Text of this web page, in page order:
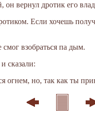
он вернул дротик его
Если хочешь
взобраться па дым.
сказали:
огнем, но, так как ты